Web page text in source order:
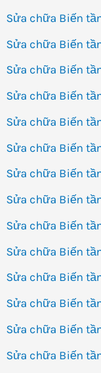
Sửa chữa Biến
Sửa chữa Biến
Sửa chữa Biến
Sửa chữa Biến
Sửa chữa Biến
Sửa chữa Biến
Sửa chữa Biến
Sửa chữa Biến
Sửa chữa Biến
Sửa chữa Biến
Sửa chữa Biến
Sửa chữa Biến
Sửa chữa Biến
Sửa chữa Biến